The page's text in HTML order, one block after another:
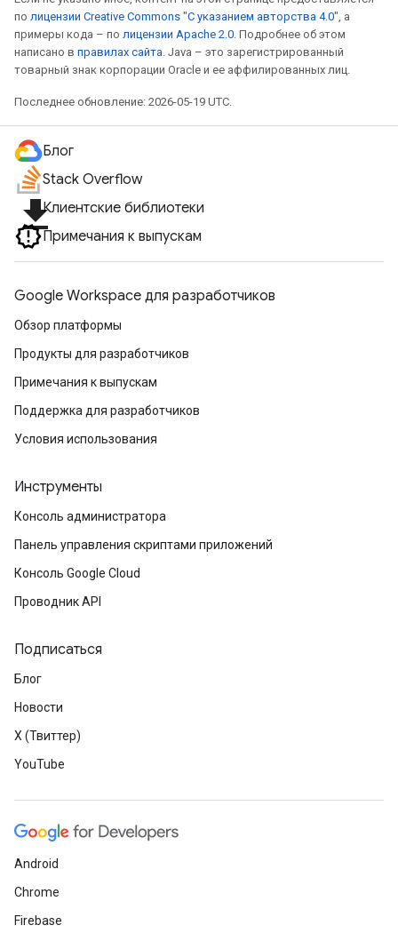
по лицензии Creative Commons "С указанием авторства 4.0" , а
примеры кода – по лицензии Apache 2.0 . Подробнее об этом
написано в правилах сайта . Java – это зарегистрированный
товарный знак корпорации Oracle и ее аффилированных лиц.
Последнее обновление: 2026-05-19 UTC.
Блог
Stack Overflow
file_downloadКлиентские библиотеки
Примечания к выпускам
Google Workspace для разработчиков
Обзор платформы
Продукты для разработчиков
Примечания к выпускам
Поддержка для разработчиков
Условия использования
Инструменты
Консоль администратора
Панель управления скриптами приложений
Консоль Google Cloud
Проводник API
Подписаться
Блог
Новости
X (Твиттер)
YouTube
Android
Chrome
Firebase